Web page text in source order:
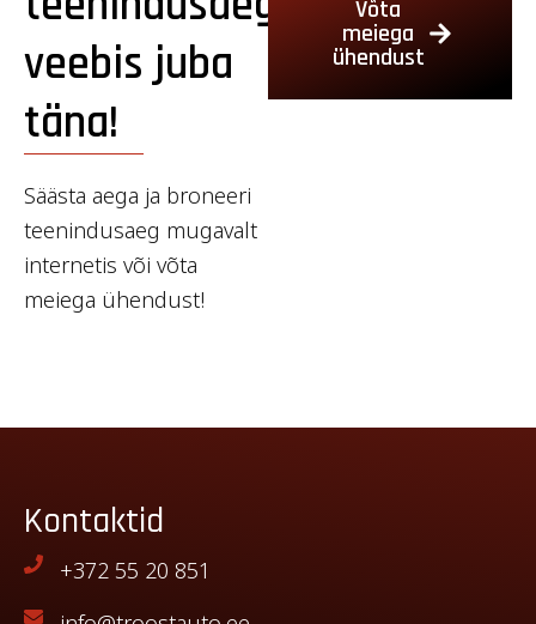
veebis juba
täna!
Säästa aega ja broneeri
teenindusaeg mugavalt
internetis või võta
meiega ühendust!
Võta
meiega
ühendust
Kontaktid
+372 55 20 851